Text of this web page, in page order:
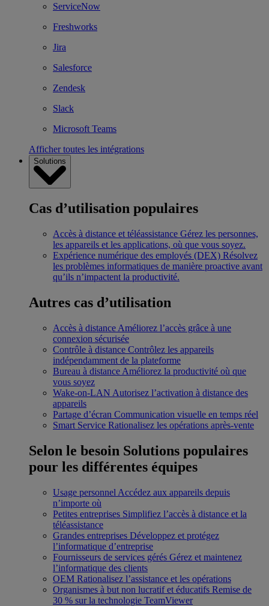
ServiceNow
Freshworks
Jira
Salesforce
Zendesk
Slack
Microsoft Teams
Afficher toutes les intégrations
Solutions
Cas d’utilisation populaires
Accès à distance et téléassistance Gérez les personnes,
les appareils et les applications, où que vous soyez.
Expérience numérique des employés (DEX) Résolvez
les problèmes informatiques de manière proactive avant
qu’ils n’impactent la productivité.
Autres cas d’utilisation
Accès à distance Améliorez l’accès grâce à une
connexion sécurisée
Contrôle à distance Contrôlez les appareils
indépendamment de la plateforme
Bureau à distance Améliorez la productivité où que
vous soyez
Wake-on-LAN Autorisez l’activation à distance des
appareils
Partage d’écran Communication visuelle en temps réel
Smart Service Rationalisez les opérations après-vente
Selon le besoin Solutions populaires
pour les différentes équipes
Usage personnel Accédez aux appareils depuis
n’importe où
Petites entreprises Simplifiez l’accès à distance et la
téléassistance
Grandes entreprises Développez et protégez
l’informatique d’entreprise
Fournisseurs de services gérés Gérez et maintenez
l’informatique des clients
OEM Rationalisez l’assistance et les opérations
Organismes à but non lucratif et éducatifs Remise de
30 % sur la technologie TeamViewer